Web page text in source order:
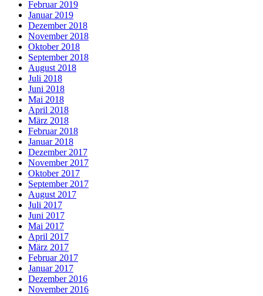
Februar 2019
Januar 2019
Dezember 2018
November 2018
Oktober 2018
September 2018
August 2018
Juli 2018
Juni 2018
Mai 2018
April 2018
März 2018
Februar 2018
Januar 2018
Dezember 2017
November 2017
Oktober 2017
September 2017
August 2017
Juli 2017
Juni 2017
Mai 2017
April 2017
März 2017
Februar 2017
Januar 2017
Dezember 2016
November 2016